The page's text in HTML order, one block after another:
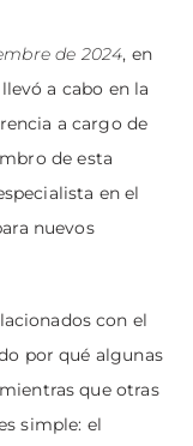
de 2024, en
a cabo en la
a cargo de
de esta
en el
nuevos
con el
por qué algunas
que otras
simple: el